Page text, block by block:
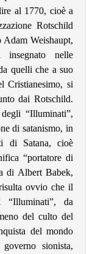
al 1770, cioè a
Rotschild
Weishaupt,
nelle
quelli che a suo
Cristianesimo, si
dai Rotschild.
“Illuminati”,
di satanismo, in
di Satana, cioè
“portatore di
di Albert Babek,
ovvio che il
da
del culto del
del mondo
sionista,